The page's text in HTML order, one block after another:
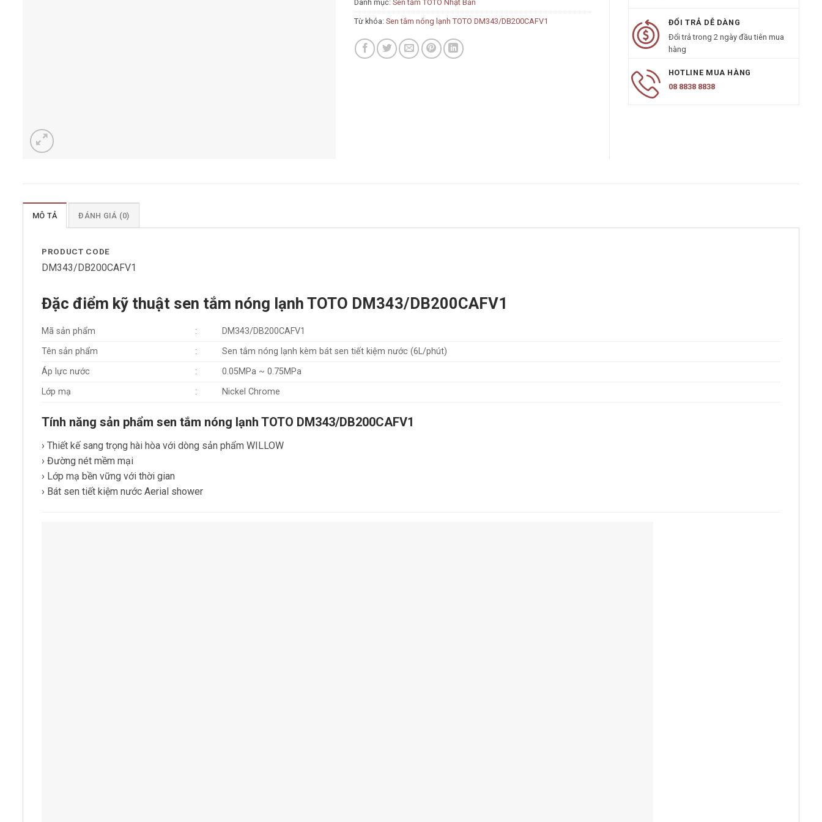
Danh mục: Sen tắm TOTO Nhật Bản
Từ khóa: Sen tắm nóng lạnh TOTO DM343/DB200CAFV1
ĐỔI TRẢ DỄ DÀNG
Đổi trả trong 2 ngày đầu tiên mua
hàng
HOTLINE MUA HÀNG
08 8838 8838
MÔ TẢ ĐÁNH GIÁ (0)
PRODUCT CODE
DM343/DB200CAFV1
Đặc điểm kỹ thuật sen tắm nóng lạnh TOTO DM343/DB200CAFV1
Mã sản phẩm :
DM343/DB200CAFV1
Tên sản phẩm
:
Sen tắm nóng lạnh kèm bát sen tiết kiệm nước (6L/phút)
Áp lực nước
:
0.05MPa ~ 0.75MPa
Lớp mạ
: Nickel Chrome
Tính năng sản phẩm sen tắm nóng lạnh TOTO DM343/DB200CAFV1
› Thiết kế sang trọng hài hòa với dòng sản phẩm WILLOW
› Đường nét mềm mại
› Lớp mạ bền vững với thời gian
› Bát sen tiết kiệm nước Aerial shower